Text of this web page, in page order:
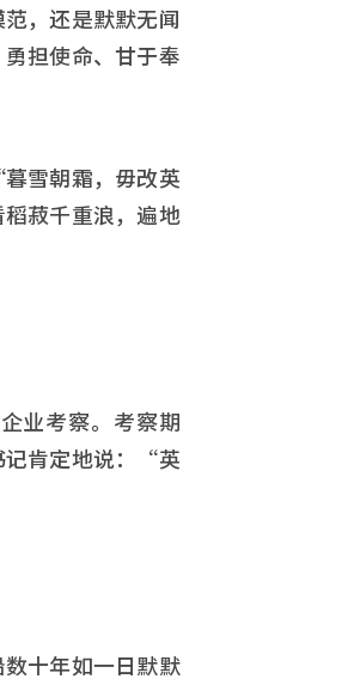
，还是默默无闻
担使命、甘于奉
雪朝霜，毋改英
菽千重浪，遍地
业考察。考察期
记肯定地说：“英
十年如一日默默